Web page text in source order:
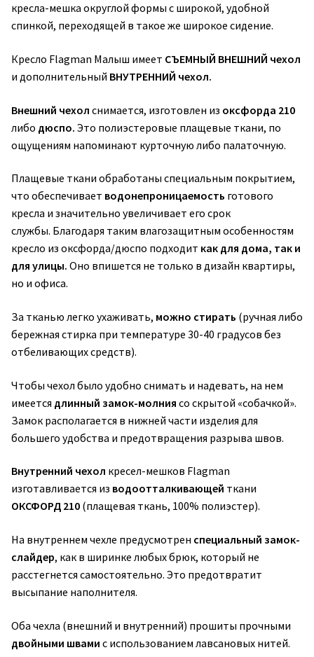
кресла-мешка округлой формы с широкой, удобной
спинкой, переходящей в такое же широкое сидение.
Кресло Flagman Малыш имеет СЪЕМНЫЙ ВНЕШНИЙ чехол
и дополнительный ВНУТРЕННИЙ чехол.
Внешний чехол снимается, изготовлен из оксфорда 210
либо дюспо. Это полиэстеровые плащевые ткани, по
ощущениям напоминают курточную либо палаточную.
Плащевые ткани обработаны специальным покрытием,
что обеспечивает водонепроницаемость готового
кресла и значительно увеличивает его срок
службы. Благодаря таким влагозащитным особенностям
кресло из оксфорда/дюспо подходит как для дома, так и
для улицы. Оно впишется не только в дизайн квартиры,
но и офиса.
За тканью легко ухаживать, можно стирать (ручная либо
бережная стирка при температуре 30-40 градусов без
отбеливающих средств).
Чтобы чехол было удобно снимать и надевать, на нем
имеется длинный замок-молния со скрытой «собачкой».
Замок располагается в нижней части изделия для
большего удобства и предотвращения разрыва швов.
Внутренний чехол кресел-мешков Flagman
изготавливается из водоотталкивающей ткани
ОКСФОРД 210 (плащевая ткань, 100% полиэстер).
На внутреннем чехле предусмотрен специальный замок-
слайдер, как в ширинке любых брюк, который не
расстегнется самостоятельно. Это предотвратит
высыпание наполнителя.
Оба чехла (внешний и внутренний) прошиты прочными
двойными швами с использованием лавсановых нитей.